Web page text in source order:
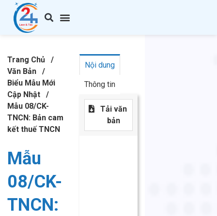
Trang Chủ
/
Văn Bản
/
Biểu Mẫu Mới
Cập Nhật
/
Mẫu 08/CK-
TNCN: Bản cam
kết thuế TNCN
Mẫu
08/CK-
TNCN:
Nội dung
Thông tin
Tải văn
bản